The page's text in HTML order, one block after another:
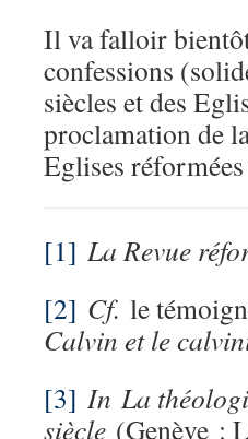
Il va falloir
confessions
siècles et des
proclamation de
Eglises
[1] La Revue
[2] Cf. le
Calvin et le
[3] In La
siècle (Genève :